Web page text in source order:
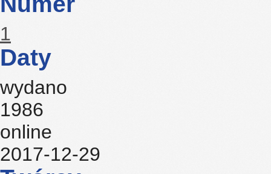
1
Daty
wydano
1986
online
2017-12-29